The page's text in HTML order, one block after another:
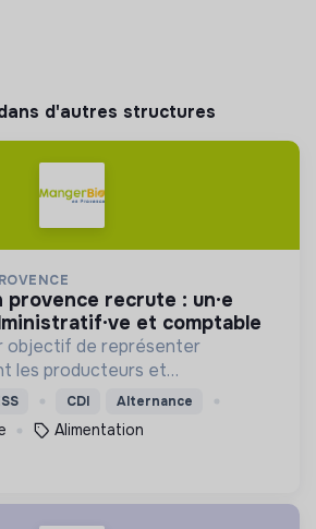
d'autres structures
et comptable
objectif de représenter
les producteurs et
de la région SUD auprès des
les produits BIO et
cantines.
CDI Alternance
Alimentation